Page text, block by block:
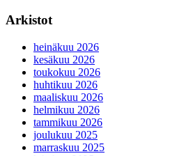
Arkistot
heinäkuu 2026
kesäkuu 2026
toukokuu 2026
huhtikuu 2026
maaliskuu 2026
helmikuu 2026
tammikuu 2026
joulukuu 2025
marraskuu 2025